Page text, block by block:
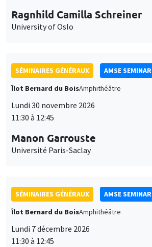
Ragnhild Camilla Schreiner
University of Oslo
SÉMINAIRES GÉNÉRAUX
AMSE SEMINAR
Îlot Bernard du BoisAmphithéâtre
Lundi 30 novembre 2026
11:30 à 12:45
Manon Garrouste
Université Paris-Saclay
SÉMINAIRES GÉNÉRAUX
AMSE SEMINAR
Îlot Bernard du BoisAmphithéâtre
Lundi 7 décembre 2026
11:30 à 12:45